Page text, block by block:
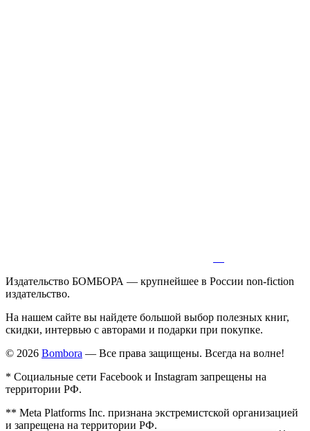
Издательство БОМБОРА — крупнейшее в России non-fiction
издательство.
На нашем сайте вы найдете большой выбор полезных книг,
скидки, интервью с авторами и подарки при покупке.
© 2026 Bombora — Все права защищены. Всегда на волне!
* Социальные сети Facebook и Instagram запрещены на
территории РФ.
** Meta Platforms Inc. признана экстремистской организацией
и запрещена на территории РФ.